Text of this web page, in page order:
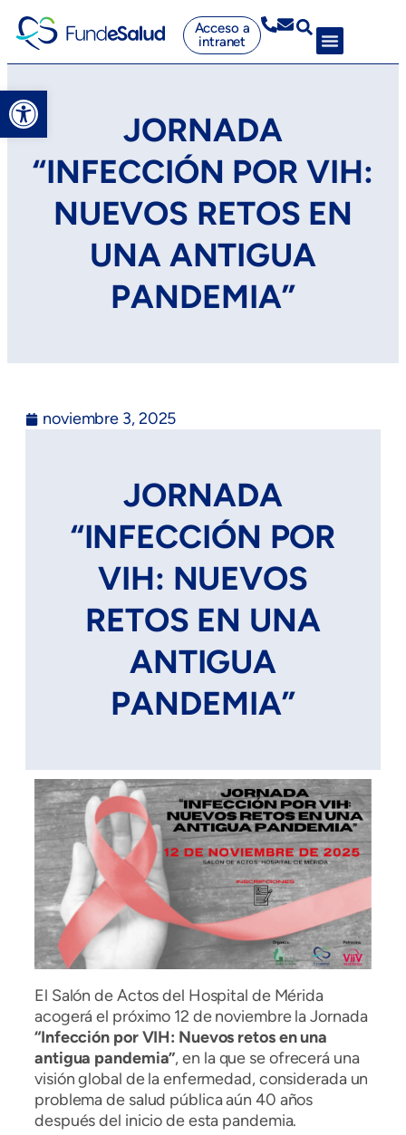
Abrir barra de herramientas
Acceso a
intranet
JORNADA
“INFECCIÓN POR VIH:
NUEVOS RETOS EN
UNA ANTIGUA
PANDEMIA”
noviembre 3, 2025
JORNADA
“INFECCIÓN POR
VIH: NUEVOS
RETOS EN UNA
ANTIGUA
PANDEMIA”
El Salón de Actos del Hospital de Mérida
acogerá el próximo 12 de noviembre la Jornada
“Infección por VIH: Nuevos retos en una
antigua pandemia”, en la que se ofrecerá una
visión global de la enfermedad, considerada un
problema de salud pública aún 40 años
después del inicio de esta pandemia.